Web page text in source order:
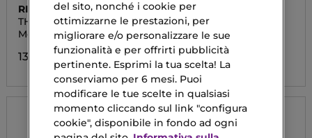
RITUALS
THE RITUAL OF SAKURA
Mousse Lozione Corpo
13,90 €
RITUALS
THE RITUAL OF
AYURVEDA
Crema Corpo
Da 18,90 €
del sito, nonché i cookie per
ottimizzarne le prestazioni, per
migliorare e/o personalizzare le sue
funzionalità e per offrirti pubblicità
pertinente. Esprimi la tua scelta! La
conserviamo per 6 mesi. Puoi
modificare le tue scelte in qualsiasi
momento cliccando sul link "configura
cookie", disponibile in fondo ad ogni